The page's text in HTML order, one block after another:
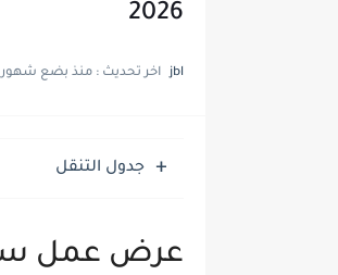
2026
jbl اخر تحديث : منذ بضع شهور
جدول التنقل